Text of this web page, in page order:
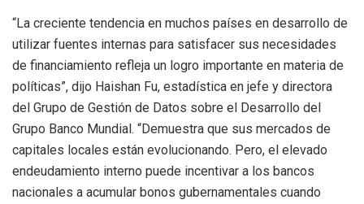
“La creciente tendencia en muchos países en desarrollo de
utilizar fuentes internas para satisfacer sus necesidades
de financiamiento refleja un logro importante en materia de
políticas”, dijo Haishan Fu, estadística en jefe y directora
del Grupo de Gestión de Datos sobre el Desarrollo del
Grupo Banco Mundial. “Demuestra que sus mercados de
capitales locales están evolucionando. Pero, el elevado
endeudamiento interno puede incentivar a los bancos
nacionales a acumular bonos gubernamentales cuando